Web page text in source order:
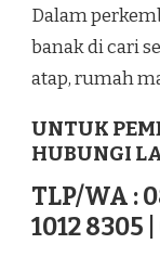
Dalam
banak di cari
atap, rumah
UNTUK
HUBUNGI
TLP/WA :
1012 8305